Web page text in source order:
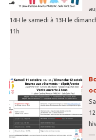
14H le samedi à 13H le
11h
—